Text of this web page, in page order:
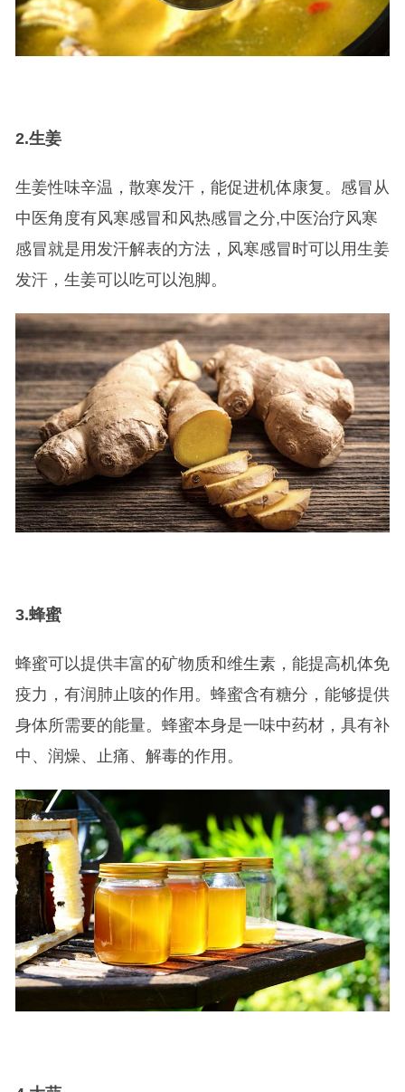
2.生姜
生姜性味辛温，散寒发汗，能促进机体康复。感冒从
中医角度有风寒感冒和风热感冒之分,中医治疗风寒
感冒就是用发汗解表的方法，风寒感冒时可以用生姜
发汗，生姜可以吃可以泡脚。
3.蜂蜜
蜂蜜可以提供丰富的矿物质和维生素，能提高机体免
疫力，有润肺止咳的作用。蜂蜜含有糖分，能够提供
身体所需要的能量。蜂蜜本身是一味中药材，具有补
中、润燥、止痛、解毒的作用。